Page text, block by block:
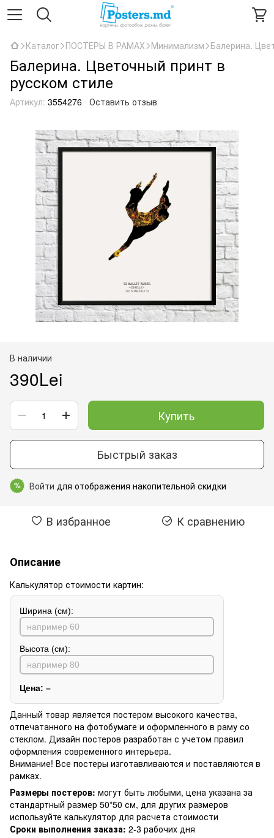
Каталог ПОСТЕРЫ В РАМАХ Минимализм Балерина.
Балерина. Цветочный принт в
русском стиле
Артикул: 3554276 Оставить отзыв
В наличии
390Lei
Купить
Быстрый заказ
% Войти для отображения накопительной скидки
В избранное К сравнению
Описание
Калькулятор стоимости картин:
Ширина (см):
Высота (см):
Цена: –
Данный товар является постером высокого качества,
отпечатанного на фотобумаге и оформленного в раму со
стеклом. Дизайн постеров разработан с учетом правил
оформления современного интерьера.
Внимание! Все постеры изготавливаются и поставляются в
рамках.
Размеры постеров: могут быть любыми, цена указана за
стандартный размер 50*50 см, для других размеров
используйте калькулятор для расчета стоимости
Сроки выполнения заказа: 2-3 рабочих дня